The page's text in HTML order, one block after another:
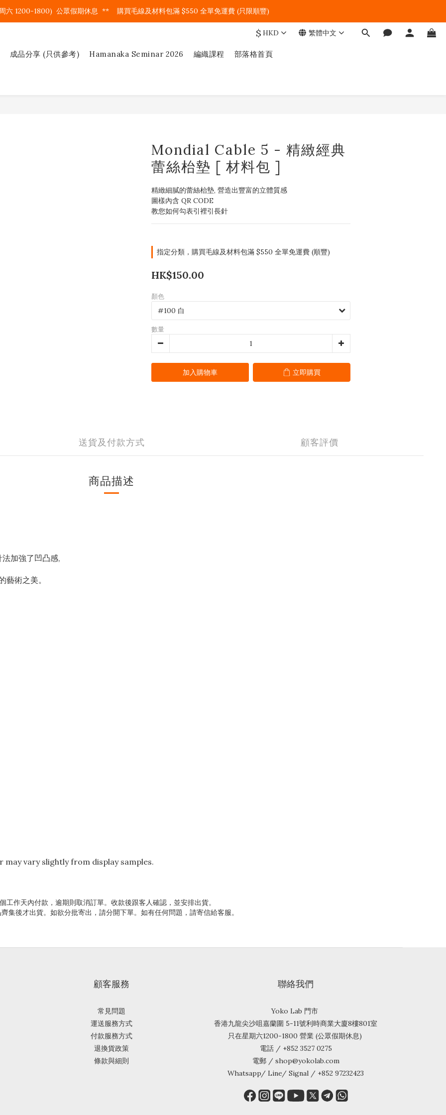
六 1200-1800)  公眾假期休息  **    購買毛線及材料包滿 $550 全單免運費 (只限順豐)
$ HKD 繁體中文
成品分享 (只供參考) Hamanaka Seminar 2026 編織課程 部落格首頁
Mondial Cable 5 - 精緻經典
蕾絲枱墊 [ 材料包 ]
精緻細膩的蕾絲枱墊, 營造出豐富的立體質感
圖樣內含 QR CODE
教您如何勾表引裡引長針
指定分類，購買毛線及材料包滿 $550 全單免運費 (順豐)
HK$150.00
顏色
數量
加入購物車 立即購買
送貨及付款方式 顧客評價
商品描述
加強了凹凸感,
術之美。
may vary slightly from display samples.
工作天內付款，逾期則取消訂單。收款後跟客人確認，並安排出貨。
後才出貨。如欲分批寄出，請分開下單。如有任何問題，請寄信給客服。
顧客服務
常見問題
運送服務方式
付款服務方式
退換貨政策
條款與細則
聯絡我們
Yoko Lab 門市
香港九龍尖沙咀嘉蘭圍 5-11號利時商業大廈8樓801室
只在星期六1200-1800 營業 (公眾假期休息)
電話 / +852 3527 0275
電郵 / shop@yokolab.com
Whatsapp/ Line/ Signal / +852 97232423